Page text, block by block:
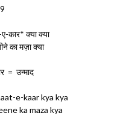
कार* क्या क्या
का मज़ा क्या
= उन्माद
e-kaar kya kya
ka maza kya